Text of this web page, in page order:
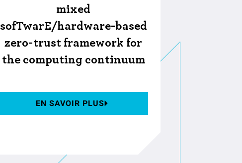
mixed
sofTwarE/hardware-based
zero-trust framework for
the computing continuum
EN SAVOIR PLUS